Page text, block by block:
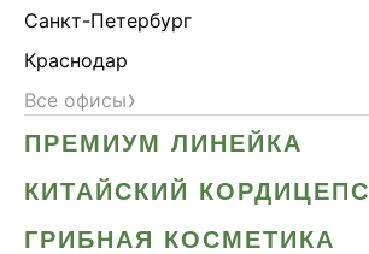
Санкт-Петербург
Краснодар
Все офисы›
ПРЕМИУМ ЛИНЕЙКА
КИТАЙСКИЙ КОРДИЦЕПС
ГРИБНАЯ КОСМЕТИКА